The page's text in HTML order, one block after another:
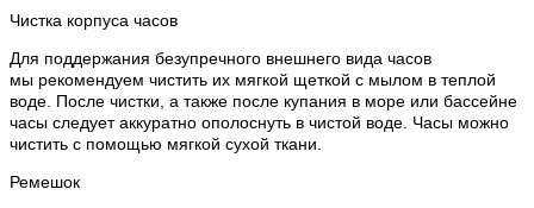
Чистка корпуса часов
Для поддержания безупречного внешнего вида часов
мы рекомендуем чистить их мягкой щеткой с мылом в теплой
воде. После чистки, а также после купания в море или бассейне
часы следует аккуратно ополоснуть в чистой воде. Часы можно
чистить с помощью мягкой сухой ткани.
Ремешок